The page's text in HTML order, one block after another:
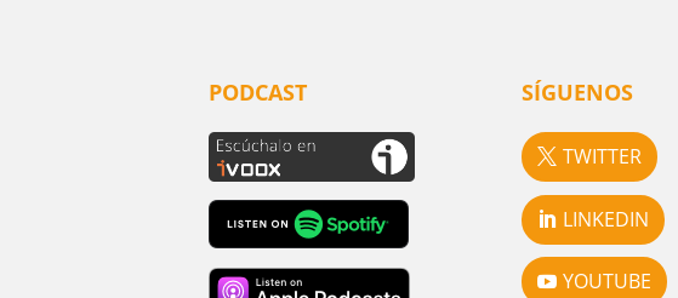
PODCAST SÍGUENOS
TWITTER
LINKEDIN
YOUTUBE